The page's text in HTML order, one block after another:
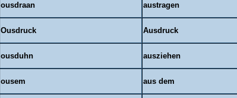
ousdraan austragen
Ousdruck Ausdruck
ousduhn ausziehen
ousem aus dem